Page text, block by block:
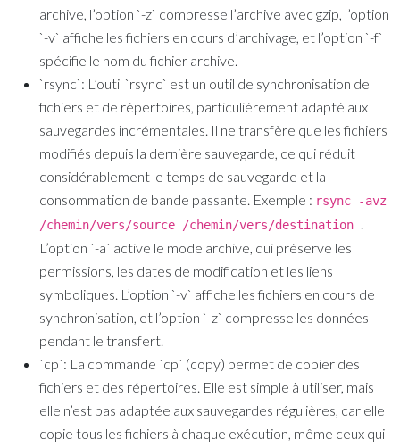
archive, l’option `-z` compresse l’archive avec gzip, l’option
`-v` affiche les fichiers en cours d’archivage, et l’option `-f`
spécifie le nom du fichier archive.
`rsync`: L’outil `rsync` est un outil de synchronisation de
fichiers et de répertoires, particulièrement adapté aux
sauvegardes incrémentales. Il ne transfère que les fichiers
modifiés depuis la dernière sauvegarde, ce qui réduit
considérablement le temps de sauvegarde et la
consommation de bande passante. Exemple : rsync -avz
/chemin/vers/source /chemin/vers/destination .
L’option `-a` active le mode archive, qui préserve les
permissions, les dates de modification et les liens
symboliques. L’option `-v` affiche les fichiers en cours de
synchronisation, et l’option `-z` compresse les données
pendant le transfert.
`cp`: La commande `cp` (copy) permet de copier des
fichiers et des répertoires. Elle est simple à utiliser, mais
elle n’est pas adaptée aux sauvegardes régulières, car elle
copie tous les fichiers à chaque exécution, même ceux qui